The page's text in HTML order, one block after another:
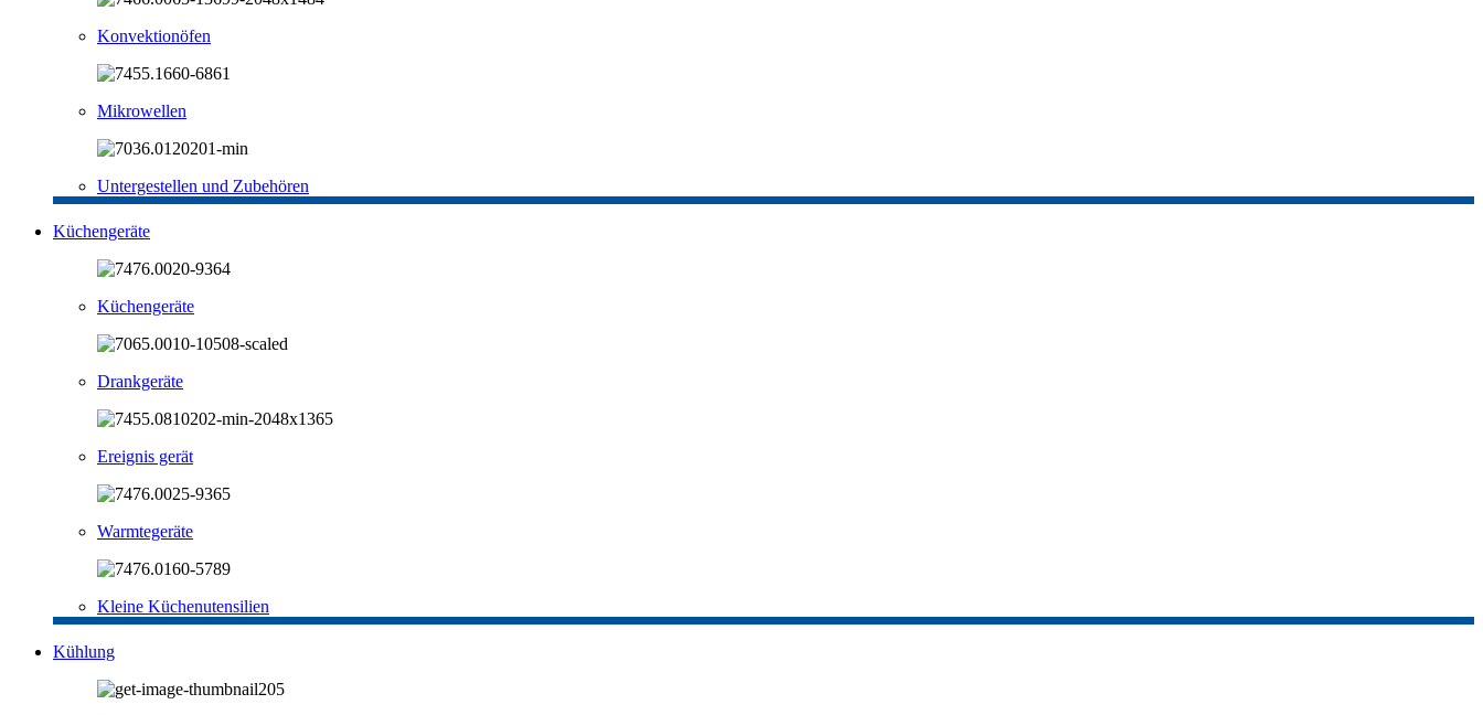
Konvektionöfen
Mikrowellen
Untergestellen und Zubehören
Küchengeräte
Küchengeräte
Drankgeräte
Ereignis gerät
Warmtegeräte
Kleine Küchenutensilien
Kühlung